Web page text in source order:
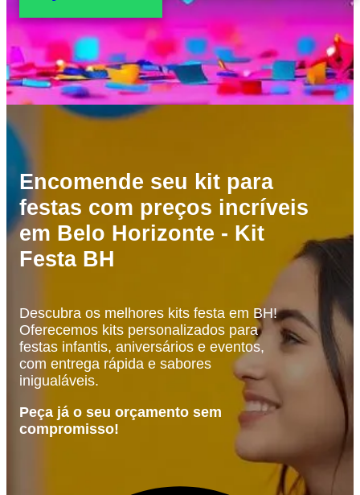
Encomende seu kit para
festas com preços incríveis
em Belo Horizonte - Kit
Festa BH
Descubra os melhores kits festa em BH!
Oferecemos kits personalizados para
festas infantis, aniversários e eventos,
com entrega rápida e sabores
inigualáveis.
Peça já o seu orçamento sem
compromisso!